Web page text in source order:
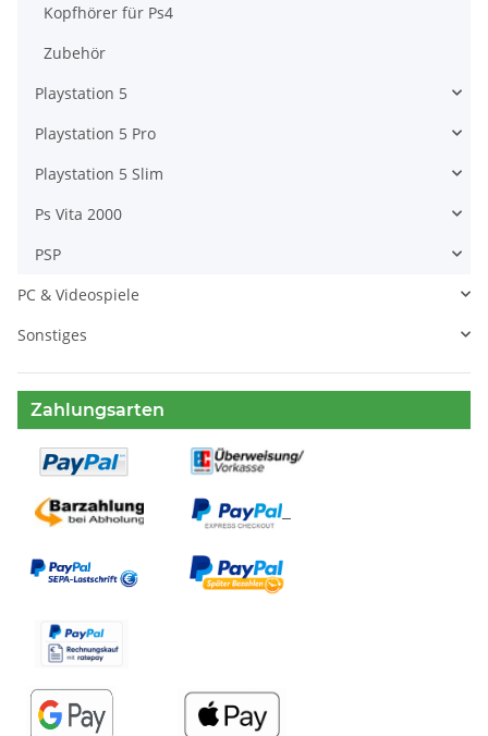
Kopfhörer für Ps4
Zubehör
Playstation 5
Playstation 5 Pro
Playstation 5 Slim
Ps Vita 2000
PSP
PC & Videospiele
Sonstiges
Zahlungsarten